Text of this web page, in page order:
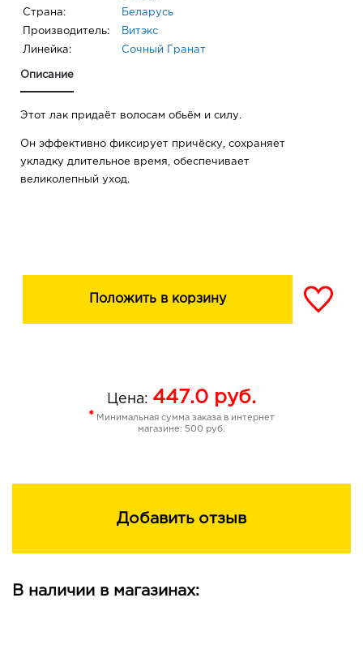
Страна: Беларусь
Производитель: Витэкс
Линейка: Сочный Гранат
Описание
Этот лак придаёт волосам обьём и силу.
Он эффективно фиксирует причёску, сохраняет
укладку длительное время, обеспечивает
великолепный уход.
Положить в корзину
Цена: 447.0 руб.
* Минимальная сумма заказа в интернет
магазине: 500 руб.
Добавить отзыв
В наличии в магазинах: